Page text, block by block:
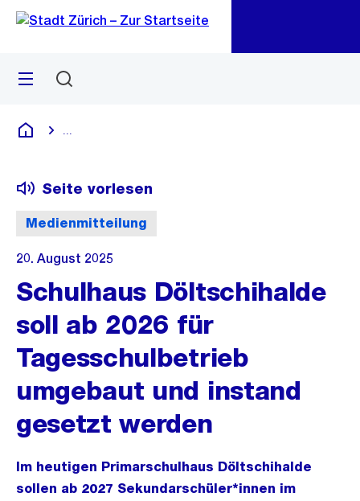
Navigation
Sprunglink
Menü
Deutsch
Medienmitteilung
Seite vorlesen
20. August 2025
Schulhaus Döltschihalde
soll ab 2026 für
Tagesschulbetrieb
umgebaut und instand
gesetzt werden
Im heutigen Primarschulhaus Döltschihalde
sollen ab 2027 Sekundarschüler*innen im